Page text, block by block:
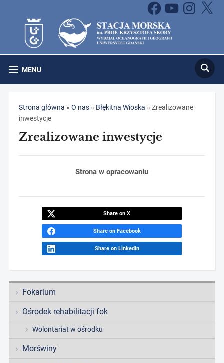
FacebookYouTubeInstagram
X
MENU
Fokarium
Ośrodek rehabilitacji fok
Wolontariat w ośrodku
Morświny
Strona główna » O nas» Błękitna Wioska » Zrealizowane
inwestycje
Zrealizowane inwestycje
Strona w opracowaniu
Share on X
Share on Facebook
Share on LinkedIn